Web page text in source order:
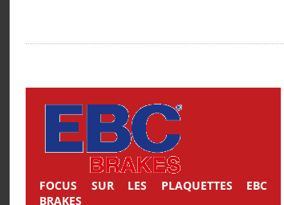
FOCUS SUR LES PLAQUETTES EBC
BRAKES